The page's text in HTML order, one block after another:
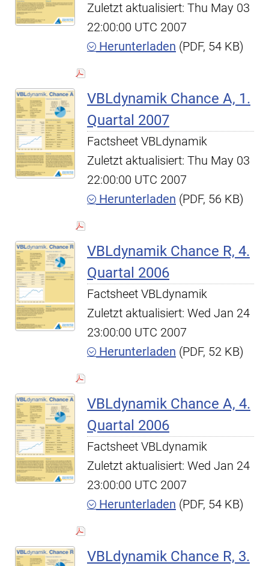
Zuletzt aktualisiert: Thu May 03
22:00:00 UTC 2007
Herunterladen (PDF, 54 KB)
VBLdynamik Chance A, 1.
Quartal 2007
Factsheet VBLdynamik
Zuletzt aktualisiert: Thu May 03
22:00:00 UTC 2007
Herunterladen (PDF, 56 KB)
VBLdynamik Chance R, 4.
Quartal 2006
Factsheet VBLdynamik
Zuletzt aktualisiert: Wed Jan 24
23:00:00 UTC 2007
Herunterladen (PDF, 52 KB)
VBLdynamik Chance A, 4.
Quartal 2006
Factsheet VBLdynamik
Zuletzt aktualisiert: Wed Jan 24
23:00:00 UTC 2007
Herunterladen (PDF, 54 KB)
VBLdynamik Chance R, 3.